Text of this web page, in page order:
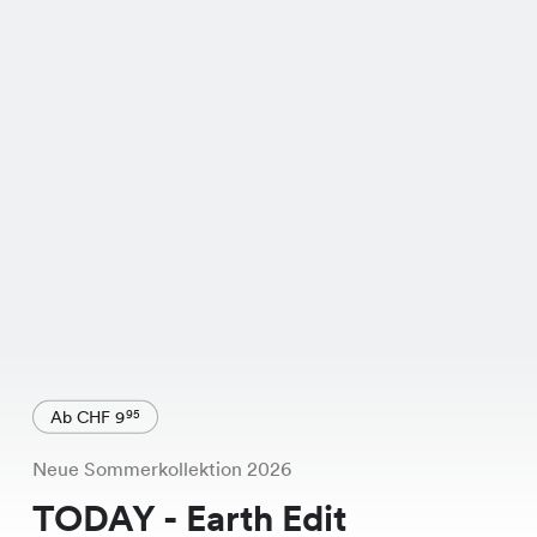
Ab CHF 995
Neue Sommerkollektion 2026
TODAY - Earth Edit